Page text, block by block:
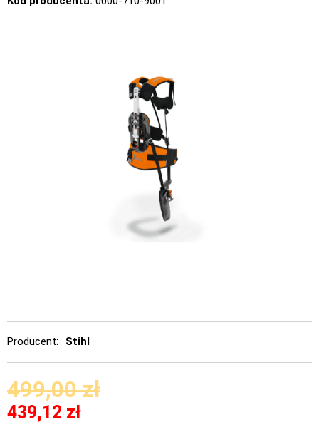
Producent Stihl
499,00zł
439,12 zł